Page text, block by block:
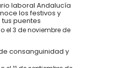
laboral Andalucía
los festivos y
puentes
el 3 de noviembre de
consanguinidad y